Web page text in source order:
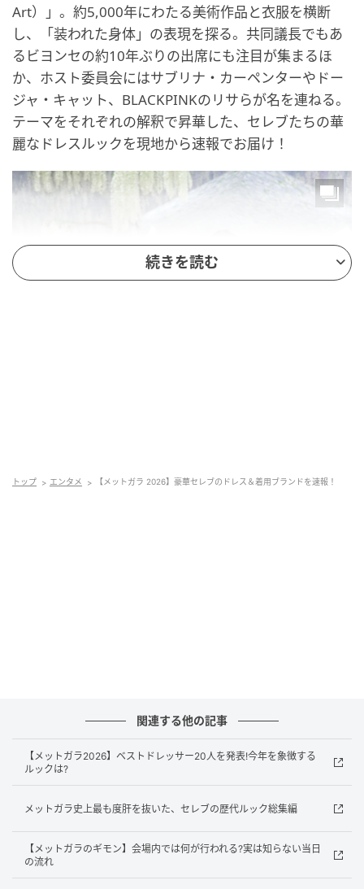
Art）」。約5,000年にわたる美術作品と衣服を横断
し、「装われた身体」の表現を探る。共同議長でもあ
るビヨンセの約10年ぶりの出席にも注目が集まるほ
か、ホスト委員会にはサブリナ・カーペンターやドー
ジャ・キャット、BLACKPINKのリサらが名を連ねる。
テーマをそれぞれの解釈で昇華した、セレブたちの華
麗なドレスルックを現地から速報でお届け！
リアーナ＆エイサップ・ロッキー（Rihanna＆
ASAP Rocky）
ドレス（リアーナ）／メゾン マルジェラ
ウエア（エイサップ・ロッキー）／シャネル
続きを読む
トップ エンタメ 【メットガラ 2026】豪華セレブのドレス＆着用ブランドを速報！
関連する他の記事
【メットガラ2026】ベストドレッサー20人を発表!今年を象徴する
ルックは?
メットガラ史上最も度肝を抜いた、セレブの歴代ルック総集編
【メットガラのギモン】会場内では何が行われる?実は知らない当日
の流れ